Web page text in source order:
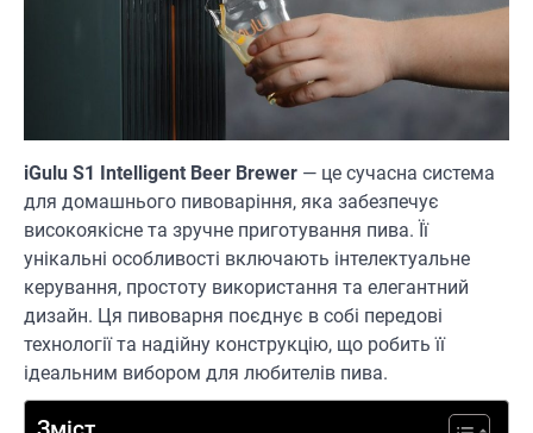
iGulu S1 Intelligent Beer Brewer — це сучасна система
для домашнього пивоваріння, яка забезпечує
високоякісне та зручне приготування пива. Її
унікальні особливості включають інтелектуальне
керування, простоту використання та елегантний
дизайн. Ця пивоварня поєднує в собі передові
технології та надійну конструкцію, що робить її
ідеальним вибором для любителів пива.